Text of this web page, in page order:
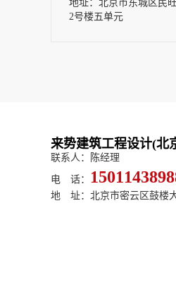
地址：北京市东城区民
2号楼五单元
来势建筑工程设计(北
联系人：陈经理
电 话：
地 址：北京市密云区鼓楼